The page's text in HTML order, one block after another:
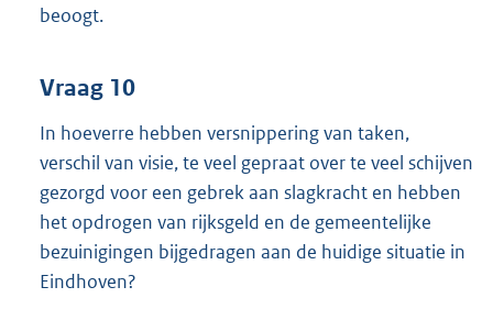
beoogt.
Vraag 10
In hoeverre hebben versnippering van taken,
verschil van visie, te veel gepraat over te veel schijven
gezorgd voor een gebrek aan slagkracht en hebben
het opdrogen van rijksgeld en de gemeentelijke
bezuinigingen bijgedragen aan de huidige situatie in
Eindhoven?